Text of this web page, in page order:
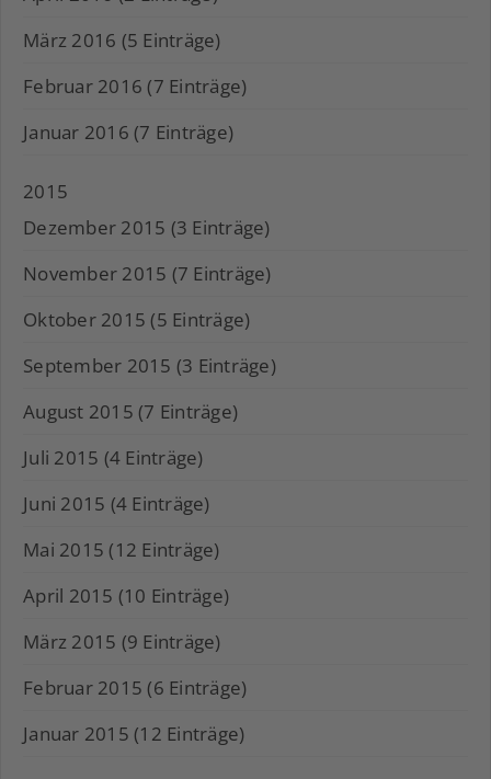
März 2016 (5 Einträge)
Februar 2016 (7 Einträge)
Januar 2016 (7 Einträge)
2015
Dezember 2015 (3 Einträge)
November 2015 (7 Einträge)
Oktober 2015 (5 Einträge)
September 2015 (3 Einträge)
August 2015 (7 Einträge)
Juli 2015 (4 Einträge)
Juni 2015 (4 Einträge)
Mai 2015 (12 Einträge)
April 2015 (10 Einträge)
März 2015 (9 Einträge)
Februar 2015 (6 Einträge)
Januar 2015 (12 Einträge)